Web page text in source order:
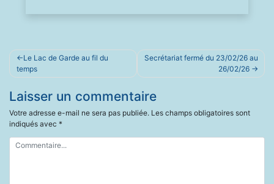
Navigation
de
l’article
Le Lac de Garde au fil du
temps
Secrétariat fermé du 23/02/26 au
26/02/26
Laisser un commentaire
Votre adresse e-mail ne sera pas publiée. Les champs obligatoires sont
indiqués avec *